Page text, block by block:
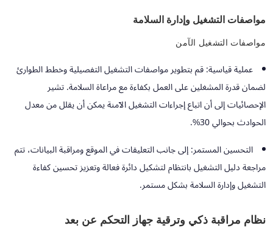
مواصفات التشغيل وإدارة السلامة
مواصفات التشغيل الآمن
عملية قياسية:قم بتطوير مواصفات التشغيل التفصيلية وخطط الطوارئ
لضمان قدرة المشغلين على العمل بكفاءة مع مراعاة السلامة. تشير
الإحصائيات إلى أن اتباع إجراءات التشغيل الآمنة يمكن أن يقلل من معدل
الحوادث بحوالي 30%.
التحسين المستمر:إلى جانب التعليقات في الموقع ومراقبة البيانات، تتم
مراجعة دليل التشغيل بانتظام لتشكيل دائرة فعالة وتعزيز تحسين كفاءة
التشغيل وإدارة السلامة بشكل مستمر.
نظام مراقبة ذكي وترقية جهاز التحكم عن بعد